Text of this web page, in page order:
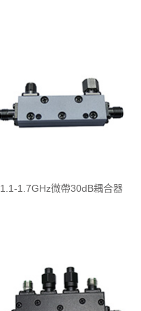
1.1-1.7GHz微帶30dB耦合器